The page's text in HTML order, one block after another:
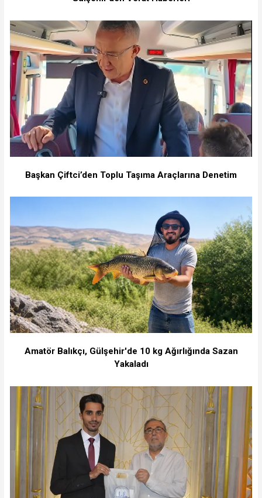
Başkan Çiftci’den Toplu Taşıma Araçlarına Denetim
Amatör Balıkçı, Gülşehir'de 10 kg Ağırlığında Sazan
Yakaladı